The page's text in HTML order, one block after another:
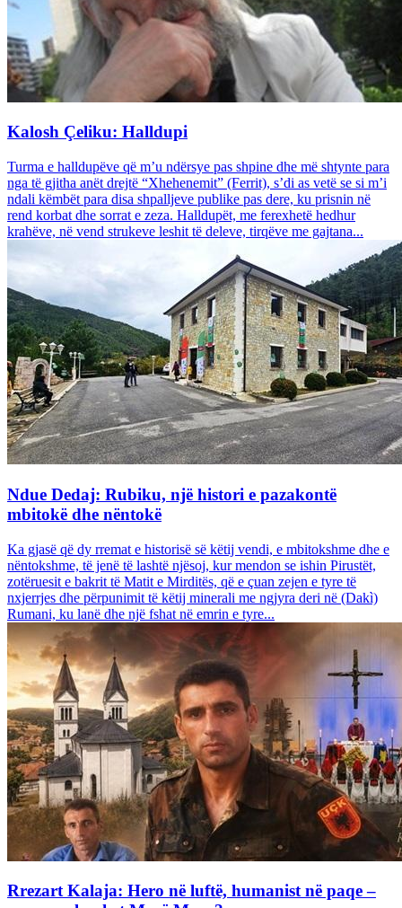
Kalosh Çeliku: Halldupi
Turma e halldupëve që m’u ndërsye pas shpine dhe më shtynte para
nga të gjitha anët drejtë “Xhehenemit” (Ferrit), s’di as vetë se si m’i
ndali këmbët para disa shpalljeve publike pas dere, ku prisnin në
rend korbat dhe sorrat e zeza. Halldupët, me ferexhetë hedhur
krahëve, në vend strukeve leshit të deleve, tirqëve me gajtana...
Ndue Dedaj: Rubiku, një histori e pazakontë
mbitokë dhe nëntokë
Ka gjasë që dy rremat e historisë së këtij vendi, e mbitokshme dhe e
nëntokshme, të jenë të lashtë njësoj, kur mendon se ishin Pirustët,
zotëruesit e bakrit të Matit e Mirditës, që e çuan zejen e tyre të
nxjerrjes dhe përpunimit të këtij minerali me ngjyra deri në (Dakì)
Rumani, ku lanë dhe një fshat në emrin e tyre...
Rrezart Kalaja: Hero në luftë, humanist në paqe –